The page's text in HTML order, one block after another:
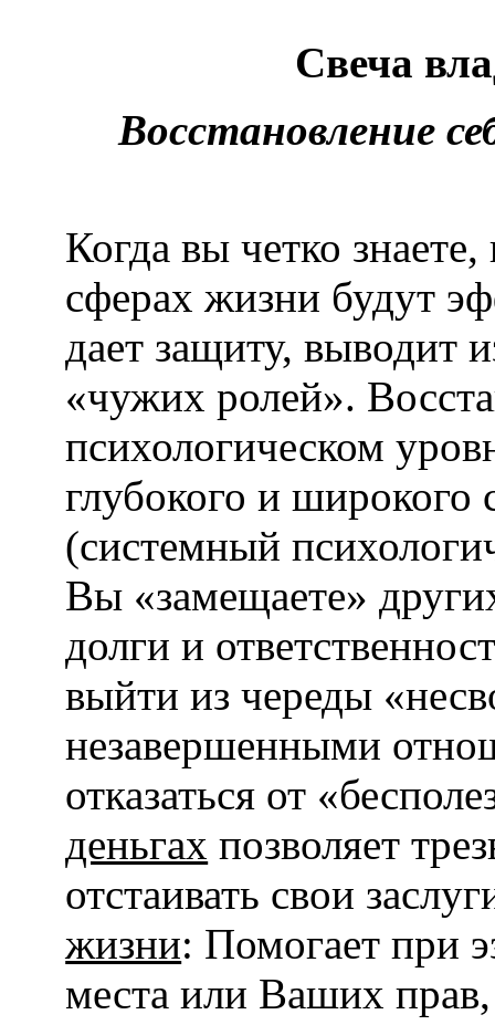
Свеча
Восстановление
Когда вы четко
сферах жизни будут
дает защиту, выводит
«чужих ролей».
психологическом
глубокого и широкого
(системный
Вы «замещаете»
долги и
выйти из череды
незавершенными
отказаться от
деньгах позволяет
отстаивать свои
жизни: Помогает при
места или Ваших